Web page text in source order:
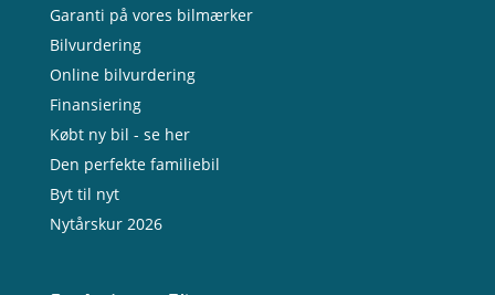
- Nye varebiler
- Brugte varebiler
- Erhvervsleasing
- Testkørsel
- Serviceaftale
- Opladning
Garanti på vores bilmærker
Bilvurdering
Online bilvurdering
Finansiering
Købt ny bil - se her
Den perfekte familiebil
Byt til nyt
Nytårskur 2026